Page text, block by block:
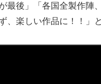
最後」「各国全製作陣
、楽しい作品に！！」